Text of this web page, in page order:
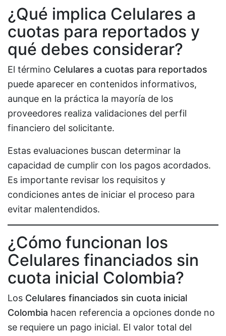
¿Qué implica Celulares a
cuotas para reportados y
qué debes considerar?
El término Celulares a cuotas para reportados
puede aparecer en contenidos informativos,
aunque en la práctica la mayoría de los
proveedores realiza validaciones del perfil
financiero del solicitante.
Estas evaluaciones buscan determinar la
capacidad de cumplir con los pagos acordados.
Es importante revisar los requisitos y
condiciones antes de iniciar el proceso para
evitar malentendidos.
¿Cómo funcionan los
Celulares financiados sin
cuota inicial Colombia?
Los Celulares financiados sin cuota inicial
Colombia hacen referencia a opciones donde no
se requiere un pago inicial. El valor total del